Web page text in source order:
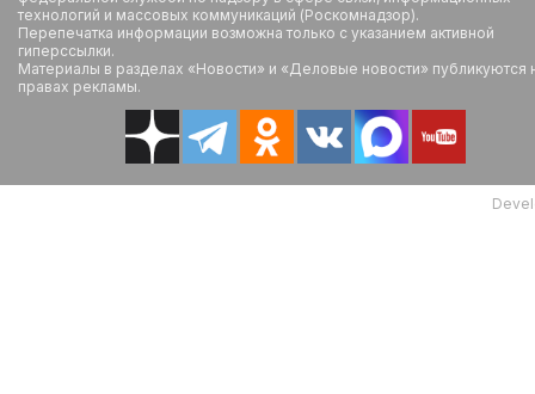
технологий и массовых коммуникаций (Роскомнадзор).
Перепечатка информации возможна только с указанием активной
гиперссылки.
Материалы в разделах «Новости» и «Деловые новости» публикуются
правах рекламы.